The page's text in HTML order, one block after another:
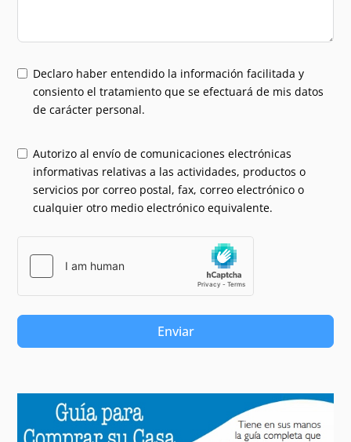
Declaro haber entendido la información facilitada y
consiento el tratamiento que se efectuará de mis datos
de carácter personal.
Autorizo al envío de comunicaciones electrónicas
informativas relativas a las actividades, productos o
servicios por correo postal, fax, correo electrónico o
cualquier otro medio electrónico equivalente.
Enviar